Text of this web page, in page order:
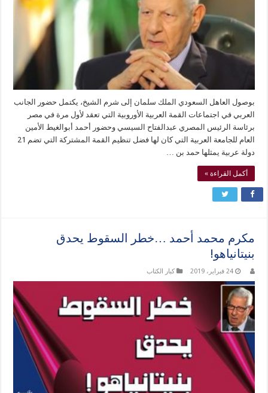
بوصول العاهل السعودي الملك سلمان إلى شرم الشيخ، يكتمل حضور الجانب
العربي في اجتماعات القمة العربية الأوروبية التي تعقد لأول مرة في مصر
برئاسة الرئيس المصري عبدالفتاح السيسي وحضور أحمد أبوالغيط الأمين
العام للجامعة العربية التي كان لها فضل تنظيم القمة المشتركة التي تضم 21
دولة عربية يمثلها حمد بن …
أكمل القراءة »
مكرم محمد أحمد …خطر السقوط يحدق
بنيتانياهو!
24 فبراير، 2019 كبار الكتاب